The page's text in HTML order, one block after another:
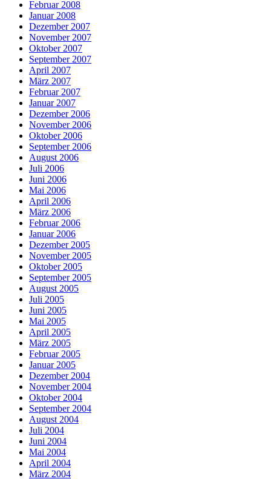
Februar 2008
Januar 2008
Dezember 2007
November 2007
Oktober 2007
September 2007
April 2007
März 2007
Februar 2007
Januar 2007
Dezember 2006
November 2006
Oktober 2006
September 2006
August 2006
Juli 2006
Juni 2006
Mai 2006
April 2006
März 2006
Februar 2006
Januar 2006
Dezember 2005
November 2005
Oktober 2005
September 2005
August 2005
Juli 2005
Juni 2005
Mai 2005
April 2005
März 2005
Februar 2005
Januar 2005
Dezember 2004
November 2004
Oktober 2004
September 2004
August 2004
Juli 2004
Juni 2004
Mai 2004
April 2004
März 2004